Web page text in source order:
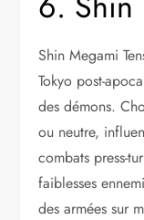
Shin Megami
Tokyo post-
des démons.
ou neutre,
combats press-
faiblesses
des armées sur